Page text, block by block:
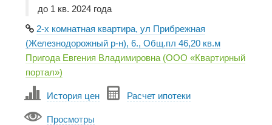
до 1 кв. 2024 года
2-х комнатная квартира, ул Прибрежная
(Железнодорожный р-н), 6., Общ.пл 46,20 кв.м
Пригода Евгения Владимировна (ООО «Квартирный
портал»)
История цен Расчет ипотеки
Просмотры